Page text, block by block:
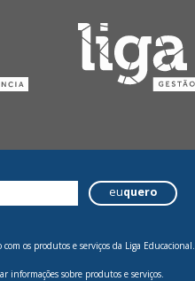
euquero
os produtos e serviços da Liga Educacional.
informações sobre produtos e serviços.